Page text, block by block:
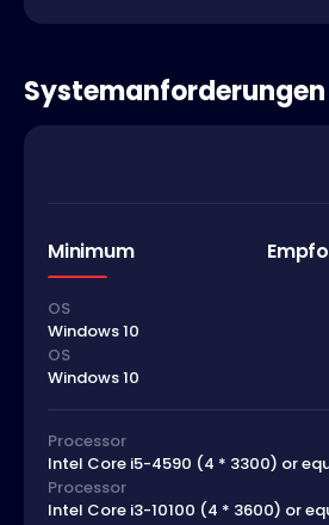
Systemanforderungen
Minimum
OS
Windows 10
OS
Windows 10
Processor
Intel Core i5-4590 (4 * 3300) or
Processor
Intel Core i3-10100 (4 * 3600) or